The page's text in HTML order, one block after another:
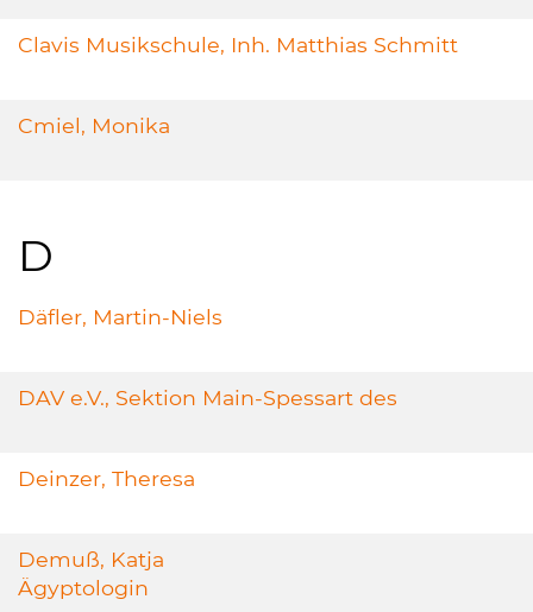
Clavis Musikschule, Inh. Matthias Schmitt
Cmiel, Monika
D
Däfler, Martin-Niels
DAV e.V., Sektion Main-Spessart des
Deinzer, Theresa
Demuß, Katja
Ägyptologin